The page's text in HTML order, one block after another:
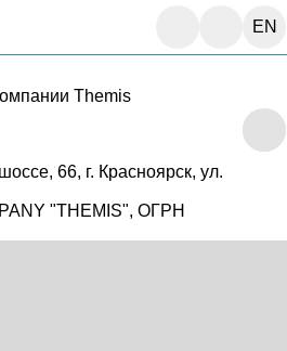
EN
Themis
66, г. Красноярск, ул.
"THEMIS", ОГРН